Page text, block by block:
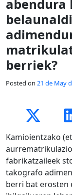
berriek?
Posted on 21 de May
Kamioientzako
fabrikatzaileek
takografo
berri bat erosten